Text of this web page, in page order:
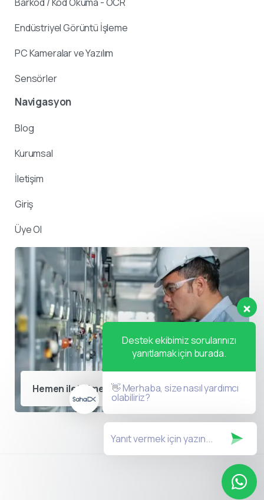
Barkod / Kod Okuma - OCR
Endüstriyel Görüntü İşleme
PC Kameralar ve Yazılım
Sensörler
Navigasyon
Blog
Kurumsal
İletişim
Giriş
Üye Ol
Hemen iletişime geçin
Destek ekibimiz sorularınızı
yanıtlamak için burada.
👋 Merhaba, size nasıl yardımcı
olabiliriz?